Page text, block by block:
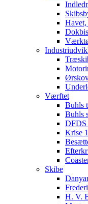
Havet,
Værftet
Buhls
Buhls
DFDS
Krise
Skibe
H. V.